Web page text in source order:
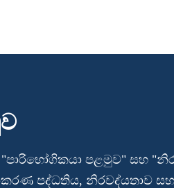
පළමුව" සහ
පද්ධතිය, නිරවද්යතාව